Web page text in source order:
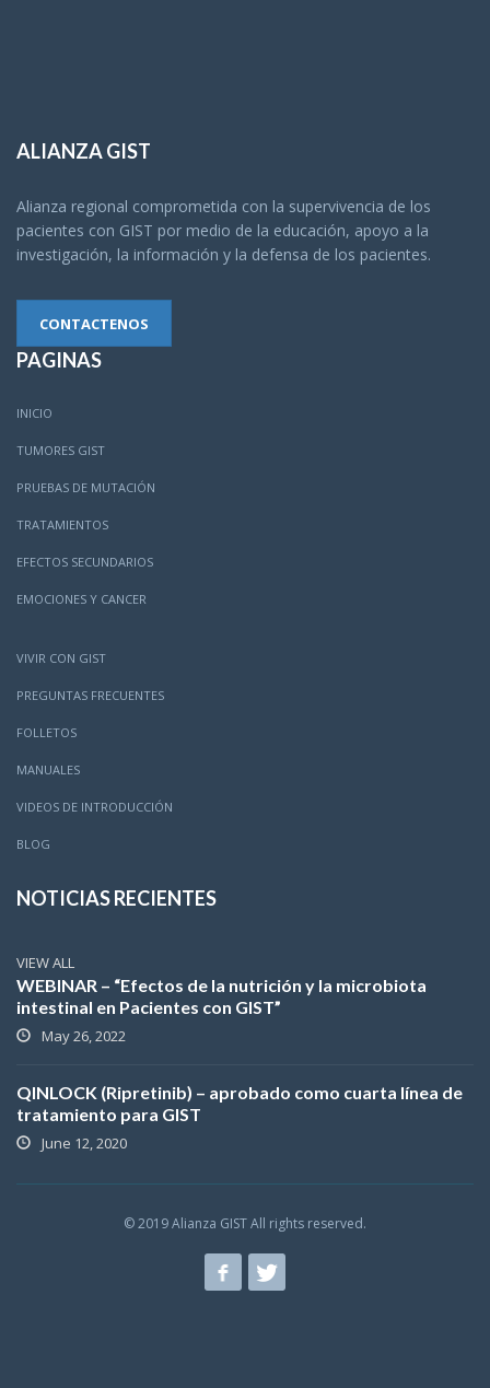
ALIANZA GIST
Alianza regional comprometida con la supervivencia de los
pacientes con GIST por medio de la educación, apoyo a la
investigación, la información y la defensa de los pacientes.
CONTACTENOS
PAGINAS
INICIO
TUMORES GIST
PRUEBAS DE MUTACIÓN
TRATAMIENTOS
EFECTOS SECUNDARIOS
EMOCIONES Y CANCER
VIVIR CON GIST
PREGUNTAS FRECUENTES
FOLLETOS
MANUALES
VIDEOS DE INTRODUCCIÓN
BLOG
NOTICIAS RECIENTES
VIEW ALL
WEBINAR – “Efectos de la nutrición y la microbiota
intestinal en Pacientes con GIST”
May 26, 2022
QINLOCK (Ripretinib) – aprobado como cuarta línea de
tratamiento para GIST
June 12, 2020
© 2019 Alianza GIST All rights reserved.